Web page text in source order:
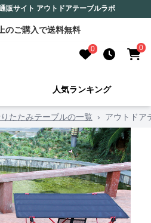
販サイト アウトドアテーブルラボ
のご購入で送料無料
0 0
人気ランキング
たたみテーブルの一覧 › アウトドア